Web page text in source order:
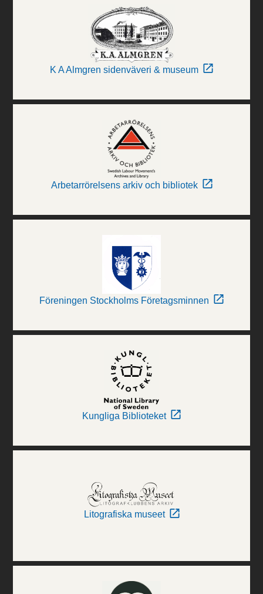
K A Almgren sidenväveri & museum
Arbetarrörelsens arkiv och bibliotek
Föreningen Stockholms Företagsminnen
Kungliga Biblioteket
Litografiska museet